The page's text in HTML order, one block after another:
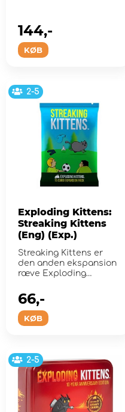
KØB
144,-
2-5
Exploding Kittens:
Streaking Kittens
(Eng) (Exp.)
Streaking Kittens er
den anden ekspansion
ræve Exploding
KØB
66,-
2-5